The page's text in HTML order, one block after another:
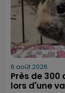
6 août 2026
Près de
lors d'une